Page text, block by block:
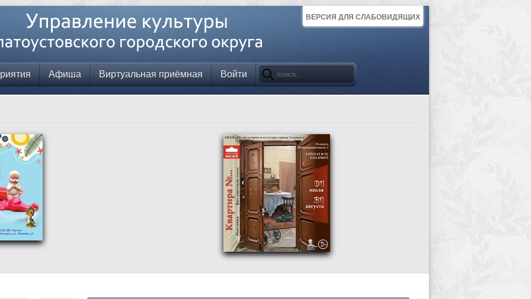
ВЕРСИЯ ДЛЯ СЛАБОВИДЯЩИХ
Афиша Виртуальная приёмная Войти